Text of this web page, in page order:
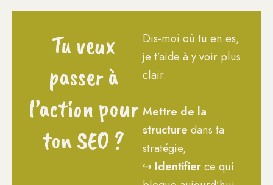
Dis-moi où tu en es,
je t’aide à y voir plus
clair.
Mettre de la
structure dans ta
stratégie,
↪︎ Identifierce qui
Tu veux
passer à
l’action pour
ton SEO ?